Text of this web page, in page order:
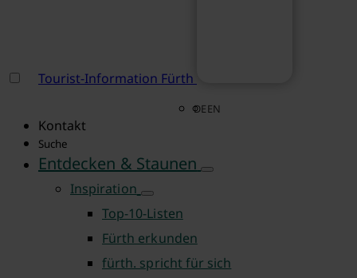
Tourist-Information Fürth
DEEN
Kontakt
Suche
Entdecken & Staunen
Inspiration
Top-10-Listen
Fürth erkunden
fürth. spricht für sich